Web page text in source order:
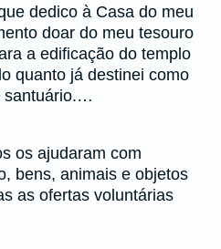
dedico à Casa do meu
doar do meu tesouro
a edificação do templo
quanto já destinei como
santuário.…
os ajudaram com
bens, animais e objetos
as ofertas voluntárias